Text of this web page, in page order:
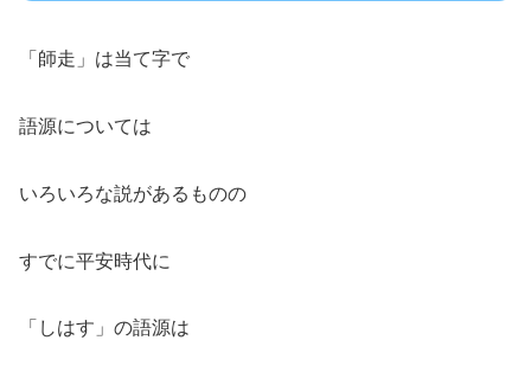
「師走」は当て字で
語源については
いろいろな説があるものの
すでに平安時代に
「しはす」の語源は